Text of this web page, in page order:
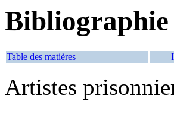
Bibliographie
Table des matières
Artistes